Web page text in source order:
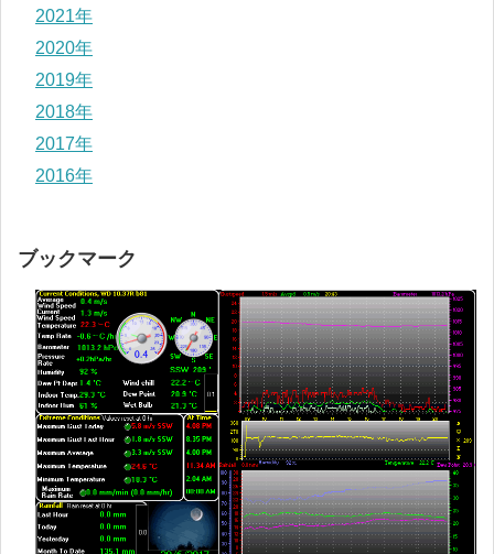
2021年
2020年
2019年
2018年
2017年
2016年
ブックマーク